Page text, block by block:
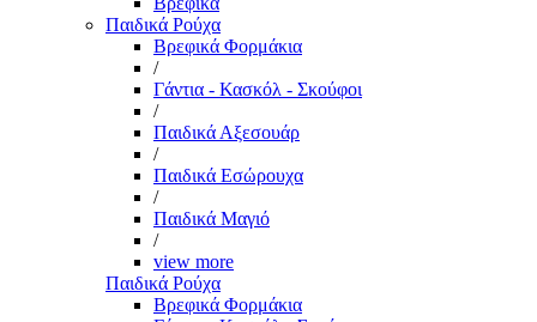
Παιδικά Ρούχα
Βρεφικά Φορμάκια
/
Γάντια - Κασκόλ - Σκούφοι
/
Παιδικά Αξεσουάρ
/
Παιδικά Εσώρουχα
/
Παιδικά Μαγιό
/
view more
Παιδικά Ρούχα
Βρεφικά Φορμάκια